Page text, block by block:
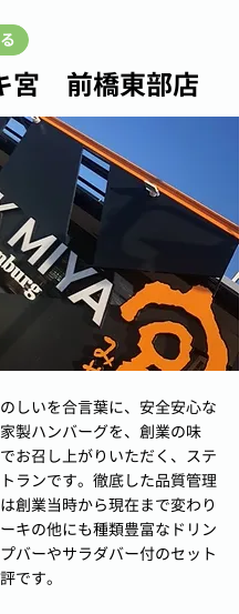
宮 前橋東部店
しいを合言葉に、安全安心な
製ハンバーグを、創業の味
でお召し上がりいただく、ステ
ランです。徹底した品質管理
創業当時から現在まで変わり
キの他にも種類豊富なドリン
バーやサラダバー付のセット
です。